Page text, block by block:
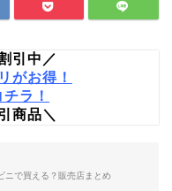
引中／
がお得！
ラ！
商品＼
ニで買える？販売店まとめ